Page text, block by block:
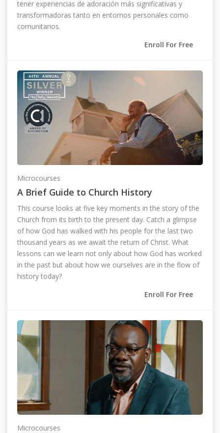
tener experiencias de adoración más significativas y
transformadoras tanto en entornos personales como
comunitarios.
Enroll For Free
Microcourses
A Brief Guide to Church History
This course looks at five key moments in the story of the
Church from its birth to the present day. Catch a glimpse
of how God has walked with his people for the last two
thousand years as we await the return of Christ. What
lessons can we learn not only about how God has worked
in the past but about how we ourselves are in the flow of
history today?
Enroll For Free
Microcourses